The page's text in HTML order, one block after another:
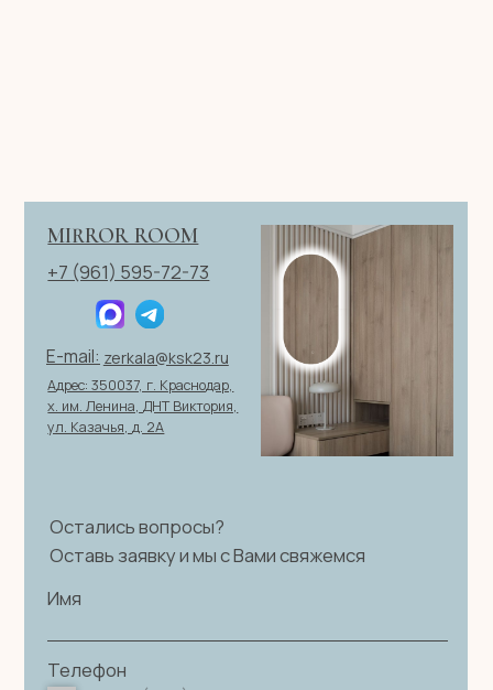
© 2026 ИП Клевцов Е.А.Все права защищены.
персональных данных|Договор оферты